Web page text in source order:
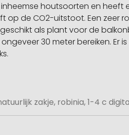
houtsoorten en heeft
de CO2-uitstoot. Een zeer
als plant voor de
30 meter bereiken. Er
zakje, robinia, 1-4 c